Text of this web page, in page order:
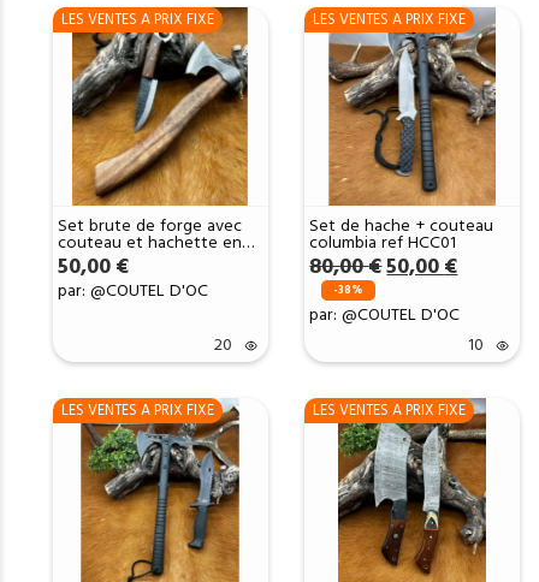
LES VENTES A PRIX FIXE
Set brute de forge avec
couteau et hachette en
acier brute de forge SBF23
50,00 €
par: @COUTEL D'OC
20
LES VENTES A PRIX FIXE
Set de hache + couteau
columbia ref HCC01
80,00€Le
initial
était :
50,00€Le
actuel
est :
50,00 €.
-38%
par: @COUTEL D'OC
10
LES VENTES A PRIX FIXE LES VENTES A PRIX FIXE